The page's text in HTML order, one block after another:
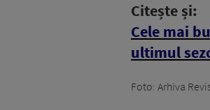
Citește și:
Cele mai
ultimul
Foto: Arhiva